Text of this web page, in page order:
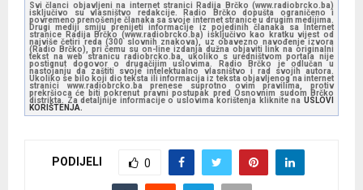
Svi članci objavljeni na internet stranici Radija Brčko (www.radiobrcko.ba)
isključivo su vlasništvo redakcije. Radio Brčko dopušta ograničeno i
povremeno prenošenje članaka sa svoje internet stranice u drugim medijima.
Drugi mediji smiju prenijeti informacije iz pojedinih članaka sa Internet
stranice Radija Brčko (www.radiobrcko.ba) isključivo kao kratku vijest od
najviše četiri reda (300 slovnih znakova), uz obavezno navođenje izvora
(Radio Brčko), pri čemu su on-line izdanja dužna objaviti link na originalni
tekst na web stranicu radiobrcko.ba, ukoliko s uredništvom portala nije
postignut dogovor o drugačijim uslovima. Radio Brčko je odlučan u
nastojanju da zaštiti svoje intelektualno vlasništvo i rad svojih autora.
Ukoliko se bilo koji dio teksta ili informacija iz teksta objavljenog na internet
stranici www.radiobrcko.ba prenese suprotno ovim pravilima, protiv
prekršioca će biti pokrenut pravni postupak pred Osnovnim sudom Brčko
distrikta. Za detaljnije informacije o uslovima korištenja kliknite na USLOVI
KORIŠTENJA.
PODIJELI 0